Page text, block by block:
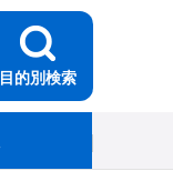
目的別検索